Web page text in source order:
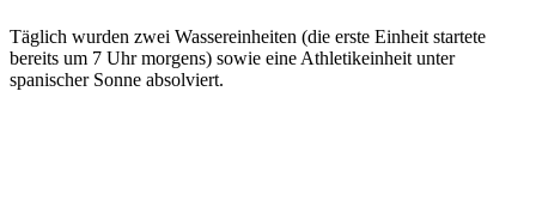
Täglich wurden zwei Wasser­einheiten (die erste Einheit startete
bereits um 7 Uhr morgens) sowie eine Athletik­einheit unter
spanischer Sonne absolviert.